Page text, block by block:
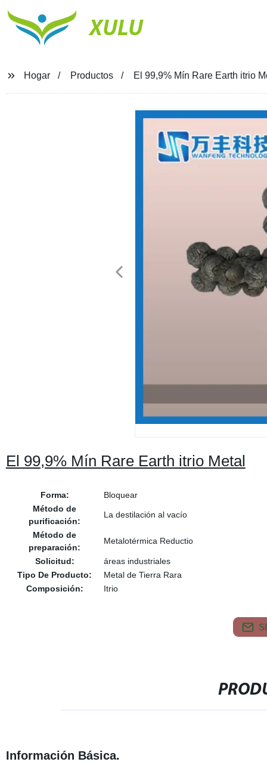
XULU
Hogar Productos El 99,9% Mín Rare Earth itrio
El 99,9% Mín Rare Earth itrio Metal
Forma:
Bloquear
Método de
purificación:
La destilación al vacío
Método de
preparación:
Metalotérmica Reductio
Solicitud:
áreas industriales
Tipo De Producto:
Metal de Tierra Rara
Composición:
Itrio
Información Básica.